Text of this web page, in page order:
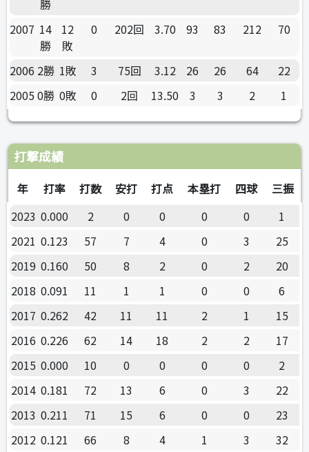
勝
2007 14
勝
12
敗
0 202回 3.70 93 83 212 70
2006 2勝 1敗 3 75回 3.12 26 26 64
22
2005 0勝 0敗 0 2回 13.50 3 3 2 1
打撃成績
年 打率 打数 安打 打点 本塁打 四球
三振
2023 0.000 2 0 0 0 0
1
2021 0.123 57 7 4 0 3
25
2019 0.160 50 8 2 0 2
20
2018 0.091 11 1 1 0 0
6
2017 0.262 42 11 11 2 1
15
2016 0.226 62 14 18 2 2
17
2015 0.000 10 0 0 0 0
2
2014 0.181 72 13 6 0 3
22
2013 0.211 71 15 6 0 0
23
2012 0.121 66 8 4 1 3
32